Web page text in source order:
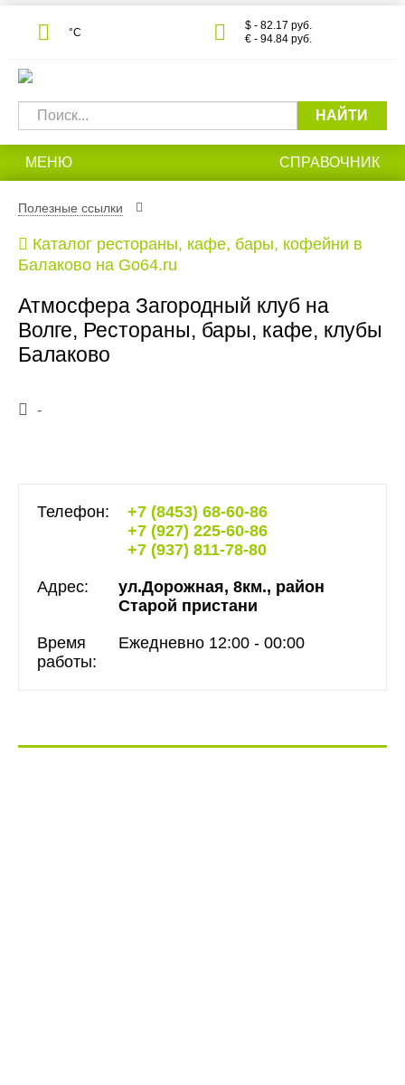
°С
$ - 82.17 руб.
€ - 94.84 руб.
НАЙТИ
МЕНЮ СПРАВОЧНИК
Полезные ссылки
Каталог рестораны, кафе, бары, кофейни в
Балаково на Go64.ru
Атмосфера Загородный клуб на
Волге, Рестораны, бары, кафе, клубы
Балаково
-
Телефон:
+7 (8453) 68-60-86
+7 (927) 225-60-86
+7 (937) 811-78-80
Адрес:
ул.Дорожная, 8км., район
Старой пристани
Время
работы:
Ежедневно 12:00 - 00:00